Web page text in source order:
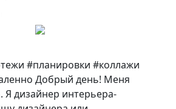
#планировки #коллажи
Добрый день! Меня
Я дизайнер интерьера-